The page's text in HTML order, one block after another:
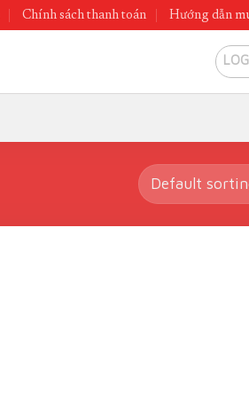
Chính sách thanh toán Hướng dẫn